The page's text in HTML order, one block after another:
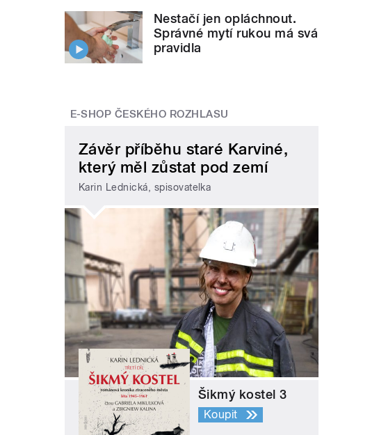
Nestačí jen opláchnout.
Správné mytí rukou má svá
pravidla
E-SHOP ČESKÉHO ROZHLASU
Závěr příběhu staré Karviné,
který měl zůstat pod zemí
Karin Lednická, spisovatelka
Šikmý kostel 3
Koupit